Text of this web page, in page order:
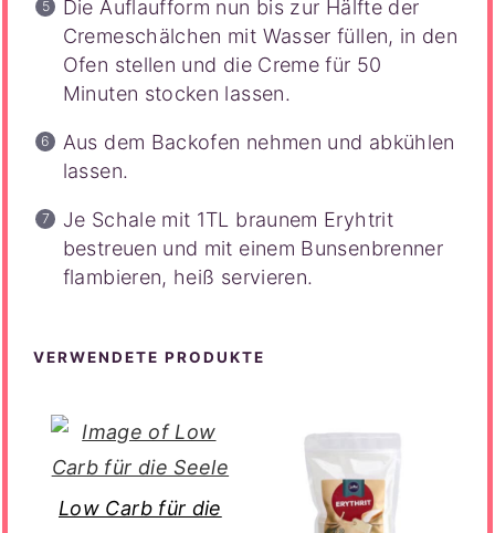
Die Auflaufform nun bis zur Hälfte der
Cremeschälchen mit Wasser füllen, in den
Ofen stellen und die Creme für 50
Minuten stocken lassen.
Aus dem Backofen nehmen und abkühlen
lassen.
Je Schale mit 1TL braunem Eryhtrit
bestreuen und mit einem Bunsenbrenner
flambieren, heiß servieren.
VERWENDETE PRODUKTE
Low Carb für die